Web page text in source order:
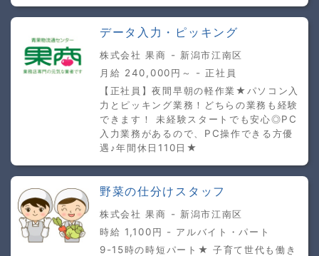
データ入力・ピッキング
株式会社 果商 - 新潟市江南区
月給 240,000円～ - 正社員
【正社員】夜間早朝の軽作業★パソコン入
力とピッキング業務！どちらの業務も経験
できます！ 未経験スタートでも安心◎PC
入力業務があるので、PC操作できる方優
遇♪年間休日110日★
野菜の仕分けスタッフ
株式会社 果商 - 新潟市江南区
時給 1,100円 - アルバイト・パート
9-15時の時短パート★ 子育て世代も働き